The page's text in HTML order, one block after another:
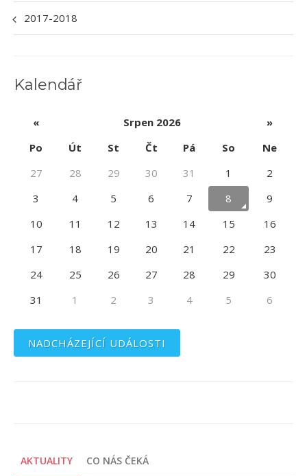
2017-2018
Kalendář
« Srpen 2026
»
Po
Út St Čt Pá So
Ne
27
28 29 30 31 1
2
3
4 5 6 7 8
9
10
11 12 13 14 15
16
17
18 19 20 21 22
23
24
25 26 27 28 29
30
31
1 2 3 4 5 6
NADCHÁZEJÍCÍ UDÁLOSTI
AKTUALITY CO NÁS ČEKÁ